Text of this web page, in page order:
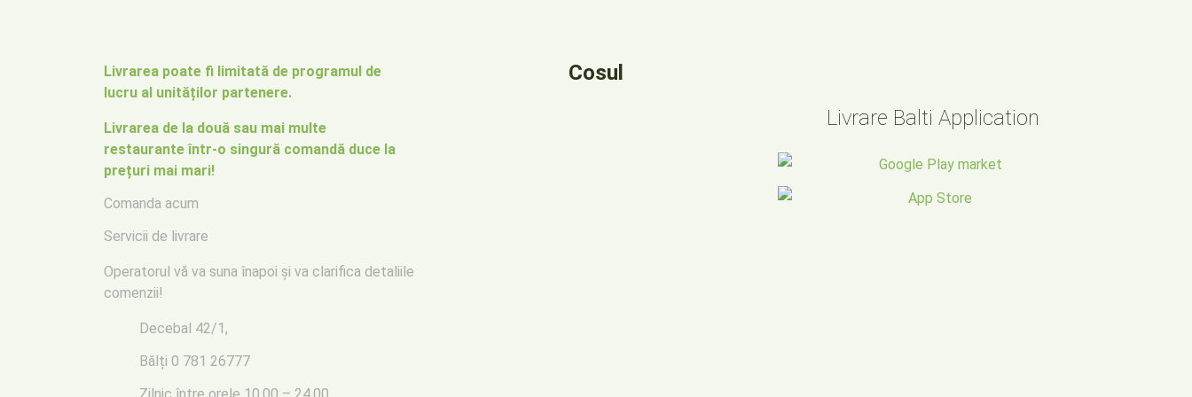
Livrarea poate fi limitată de programul de
lucru al unităților partenere.
Livrarea de la două sau mai multe
restaurante într-o singură comandă duce la
prețuri mai mari!
Comanda acum
Servicii de livrare
Operatorul vă va suna înapoi și va clarifica detaliile
comenzii!
Decebal 42/1,
Bălți 0 781 26777
Zilnic între orele 10.00 – 24.00
Cosul
Livrare Balti Application